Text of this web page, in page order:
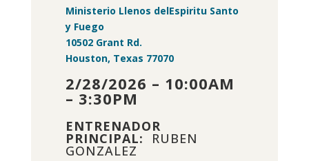
Ministerio Llenos delEspiritu Santo
y Fuego
10502 Grant Rd.
Houston, Texas 77070
2/28/2026 – 10:00AM
– 3:30PM
ENTRENADOR
PRINCIPAL: RUBEN
GONZALEZ